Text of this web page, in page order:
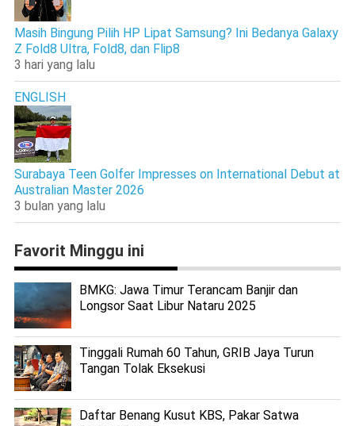
Masih Bingung Pilih HP Lipat Samsung? Ini Bedanya Galaxy
Z Fold8 Ultra, Fold8, dan Flip8
3 hari yang lalu
ENGLISH
Surabaya Teen Golfer Impresses on International Debut at
Australian Master 2026
3 bulan yang lalu
Favorit Minggu ini
BMKG: Jawa Timur Terancam Banjir dan
Longsor Saat Libur Nataru 2025
Tinggali Rumah 60 Tahun, GRIB Jaya Turun
Tangan Tolak Eksekusi
Daftar Benang Kusut KBS, Pakar Satwa